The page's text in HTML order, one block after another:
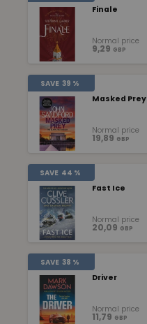
Finale
Normal price
9,29 GBP
SAVE 39 %
Masked Prey
Normal price
19,89 GBP
SAVE 44 %
Fast Ice
Normal price
20,09 GBP
SAVE 38 %
Driver
Normal price
11,79 GBP